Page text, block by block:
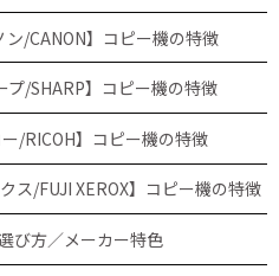
ン/CANON】コピー機の特徴
プ/SHARP】コピー機の特徴
/RICOH】コピー機の特徴
ス/FUJI XEROX】コピー機の特徴
び方／メーカー特色